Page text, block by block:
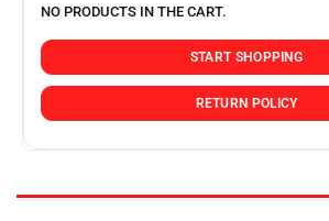
NO PRODUCTS IN THE CART.
START SHOPPING
RETURN POLICY